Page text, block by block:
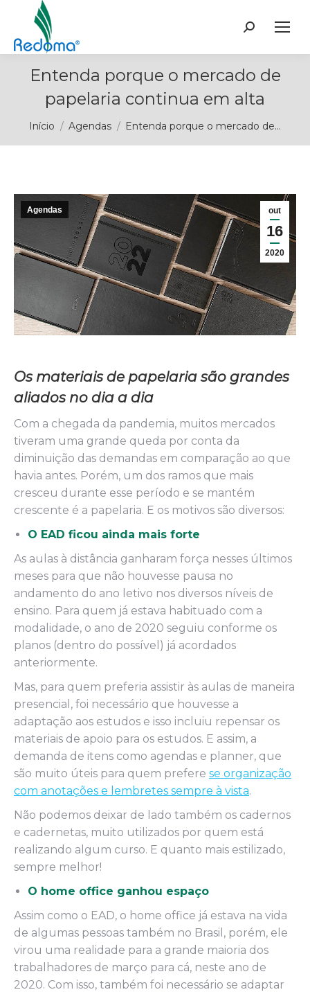
Buscar
Entenda porque o mercado de
papelaria continua em alta
Você está aqui:
Início Agendas Entenda porque o mercado de…
out
16
2020
Agendas
Os materiais de papelaria são grandes
aliados no dia a dia
Com a chegada da pandemia, muitos mercados
tiveram uma grande queda por conta da
diminuição das demandas em comparação ao que
havia antes. Porém, um dos ramos que mais
cresceu durante esse período e se mantém
crescente é a papelaria. E os motivos são diversos:
O EAD ficou ainda mais forte
As aulas à distância ganharam força nesses últimos
meses para que não houvesse pausa no
andamento do ano letivo nos diversos níveis de
ensino. Para quem já estava habituado com a
modalidade, o ano de 2020 seguiu conforme os
planos (dentro do possível) já acordados
anteriormente.
Mas, para quem preferia assistir às aulas de maneira
presencial, foi necessário que houvesse a
adaptação aos estudos e isso incluiu repensar os
materiais de apoio para os estudos. E assim, a
demanda de itens como agendas e planner, que
são muito úteis para quem prefere se organização
com anotações e lembretes sempre à vista.
Não podemos deixar de lado também os cadernos
e cadernetas, muito utilizados por quem está
realizando algum curso. E quanto mais estilizado,
sempre melhor!
O home office ganhou espaço
Assim como o EAD, o home office já estava na vida
de algumas pessoas também no Brasil, porém, ele
virou uma realidade para a grande maioria dos
trabalhadores de março para cá, neste ano de
2020. Com isso, também foi necessário se adaptar